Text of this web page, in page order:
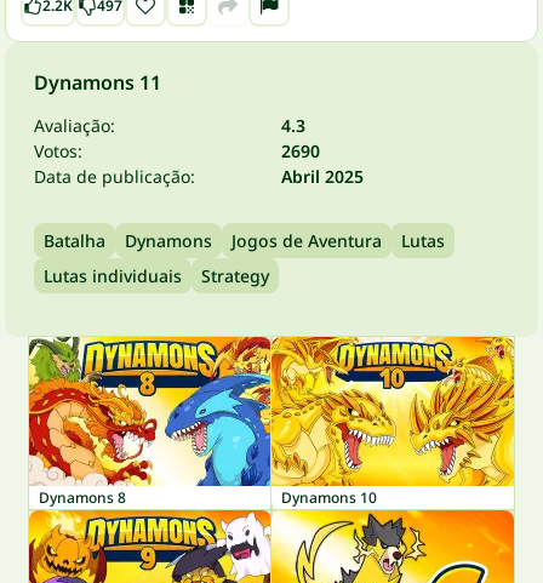
2.2K 497
Dynamons 11
Avaliação:
4.3
Votos:
2690
Data de publicação:
Abril 2025
Batalha Dynamons Jogos de Aventura
Lutas
Lutas individuais
Strategy
Dynamons 8 Dynamons 10